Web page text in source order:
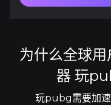
为什么全球
器 玩
玩pubg需要加速